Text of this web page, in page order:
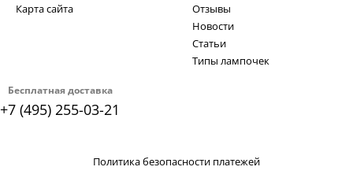
Бесплатная доставка
+7 (495) 255-03-21
Карта сайта
Отзывы
Новости
Статьи
Типы лампочек
Политика безопасности платежей